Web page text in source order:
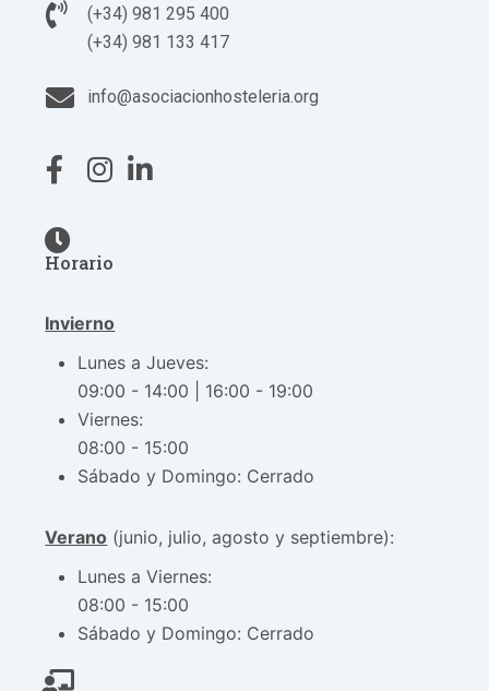
(+34) 981 295 400
(+34) 981 133 417
info@asociacionhosteleria.org
Horario
Invierno
Lunes a Jueves:
09:00 - 14:00 | 16:00 - 19:00
Viernes:
08:00 - 15:00
Sábado y Domingo: Cerrado
Verano (junio, julio, agosto y septiembre):
Lunes a Viernes:
08:00 - 15:00
Sábado y Domingo: Cerrado